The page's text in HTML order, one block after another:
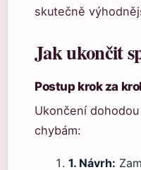
skutečně
Jak ukončit
Postup krok za
Ukončení
chybám:
1. Návrh: